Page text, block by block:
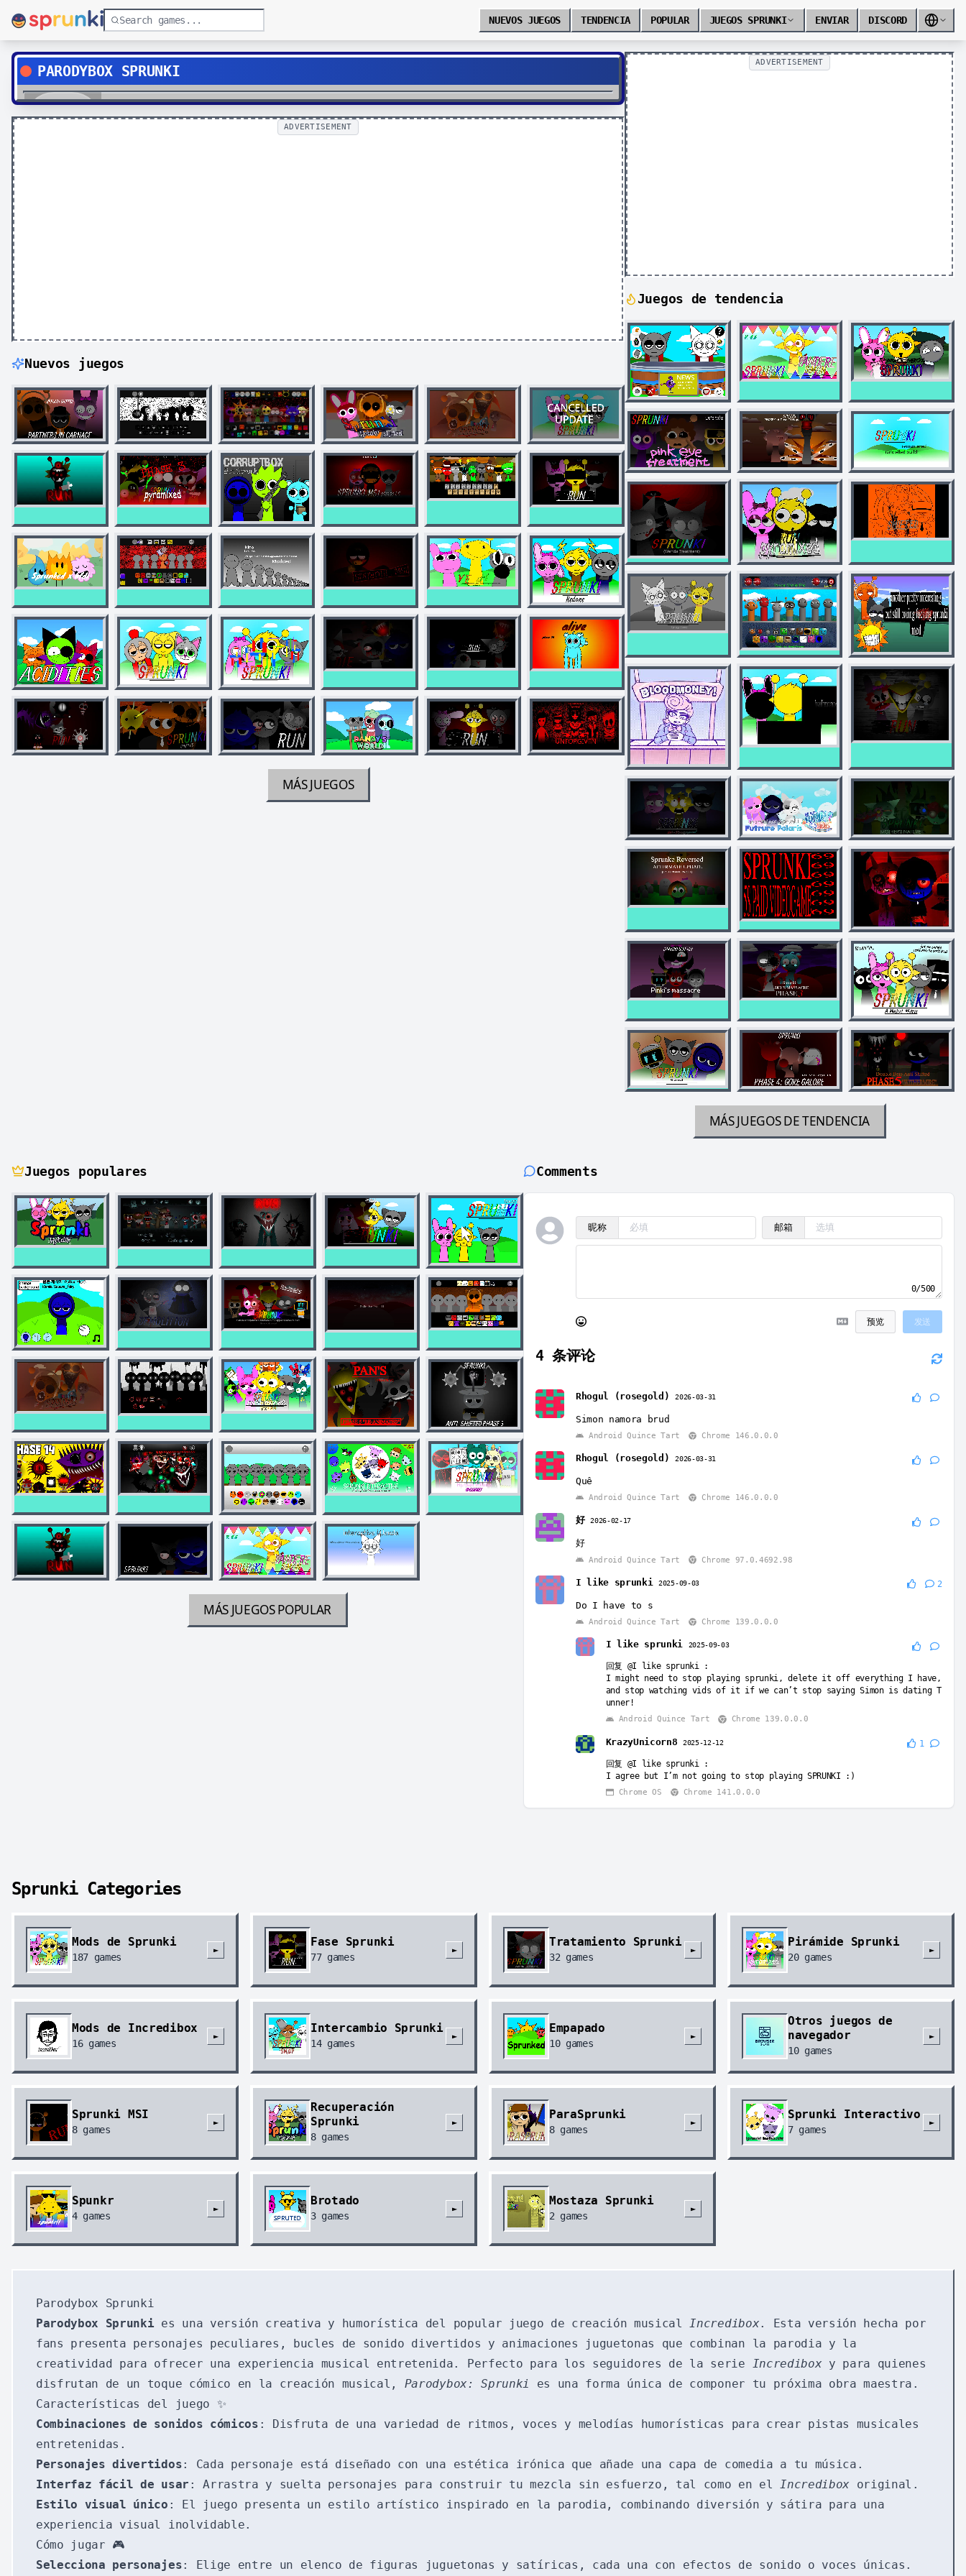
NUEVOS JUEGOS TENDENCIA POPULAR JUEGOS SPRUNKI ENVIAR DISCORD
PARODYBOX SPRUNKI
Play ADVERTISEMENT
Nuevos juegos
MÁS JUEGOS
ADVERTISEMENT
Juegos de tendencia
MÁS JUEGOS DE TENDENCIA
Juegos populares
MÁS JUEGOSPOPULAR
Comments
昵称 邮箱
0/500
预览 发送
4 条评论
Rhogul (rosegold) 2026-03-31
Simon namora brud
Android Quince Tart Chrome 146.0.0.0
Rhogul (rosegold) 2026-03-31
Quê
Android Quince Tart Chrome 146.0.0.0
好 2026-02-17
好
Android Quince Tart Chrome 97.0.4692.98
I like sprunki 2025-09-03 2
Do I have to s
Android Quince Tart Chrome 139.0.0.0
I like sprunki 2025-09-03
回复 @I like sprunki:
I might need to stop playing sprunki, delete it off everything I have,
and stop watching vids of it if we can’t stop saying Simon is dating T
unner!
Android Quince Tart
Chrome 139.0.0.0
KrazyUnicorn8 2025-12-12
1
回复 @I like sprunki
:
I agree but I’m not going to stop playing SPRUNKI :)
Chrome OS
Chrome 141.0.0.0
Sprunki Categories
Mods de Sprunki
187 games
►
Fase Sprunki
77games
►
Tratamiento Sprunki
32 games
►
Pirámide Sprunki
20games
►
Mods de Incredibox
16games
►
Intercambio Sprunki
14games
►
Empapado
10games
►
Otros juegos de
navegador
10games
►
Sprunki MSI
8games
►
Recuperación
Sprunki
8games
►
ParaSprunki
8games
►
Sprunki Interactivo
7games
►
Spunkr
4games
►
Brotado
3games
►
Mostaza Sprunki
2 games
►
Parodybox Sprunki
Parodybox Sprunki es una versión creativa y humorística del popular juego de creación musicalIncredibox. Esta versión hecha por
fans presenta personajes peculiares, bucles de sonido divertidos y animaciones juguetonas que combinan la parodia y la
creatividad para ofrecer una experiencia musical entretenida. Perfecto para los seguidores de la serie Incredibox y para quienes
disfrutan de un toque cómico en la creación musical, Parodybox: Sprunki
es una forma única de componer tu próxima obra maestra.
Características del juego ✨
Combinaciones de sonidos cómicos : Disfruta de una variedad de ritmos, voces y melodías humorísticas para crear pistas musicales
entretenidas.
Personajes divertidos: Cada personaje está diseñado con una estética irónica que añade una capa de comedia a tu música.
Interfaz fácil de usar : Arrastra y suelta personajes para construir tu mezcla sin esfuerzo, tal como en elIncredibox original.
Estilo visual único : El juego presenta un estilo artístico inspirado en la parodia, combinando diversión y sátira para una
experiencia visual inolvidable.
Cómo jugar 🎮
Selecciona personajes: Elige entre un elenco de figuras juguetonas y satíricas, cada una con efectos de sonido o voces únicas.